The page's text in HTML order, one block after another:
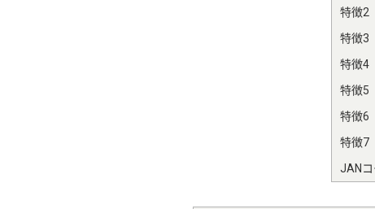
特徴2
特徴3
特徴4
特徴5
特徴6
特徴7
JANコ